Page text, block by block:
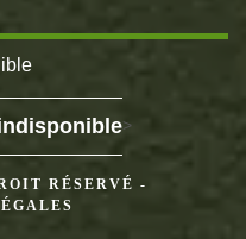
>
RÉSERVÉ -